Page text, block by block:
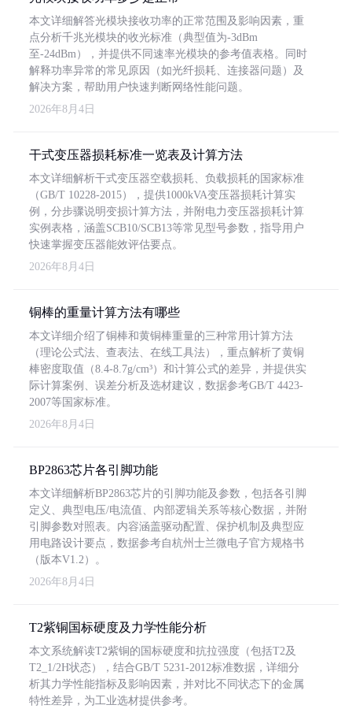
本文详细解答光模块接收功率的正常范围及影响因素，重
点分析千兆光模块的收光标准（典型值为-3dBm
至-24dBm），并提供不同速率光模块的参考值表格。同时
解释功率异常的常见原因（如光纤损耗、连接器问题）及
解决方案，帮助用户快速判断网络性能问题。
2026年8月4日
干式变压器损耗标准一览表及计算方法
本文详细解析干式变压器空载损耗、负载损耗的国家标准
（GB/T 10228-2015），提供1000kVA变压器损耗计算实
例，分步骤说明变损计算方法，并附电力变压器损耗计算
实例表格，涵盖SCB10/SCB13等常见型号参数，指导用户
快速掌握变压器能效评估要点。
2026年8月4日
铜棒的重量计算方法有哪些
本文详细介绍了铜棒和黄铜棒重量的三种常用计算方法
（理论公式法、查表法、在线工具法），重点解析了黄铜
棒密度取值（8.4-8.7g/cm³）和计算公式的差异，并提供实
际计算案例、误差分析及选材建议，数据参考GB/T 4423-
2007等国家标准。
2026年8月4日
BP2863芯片各引脚功能
本文详细解析BP2863芯片的引脚功能及参数，包括各引脚
定义、典型电压/电流值、内部逻辑关系等核心数据，并附
引脚参数对照表。内容涵盖驱动配置、保护机制及典型应
用电路设计要点，数据参考自杭州士兰微电子官方规格书
（版本V1.2）。
2026年8月4日
T2紫铜国标硬度及力学性能分析
本文系统解读T2紫铜的国标硬度和抗拉强度（包括T2及
T2_1/2H状态），结合GB/T 5231-2012标准数据，详细分
析其力学性能指标及影响因素，并对比不同状态下的金属
特性差异，为工业选材提供参考。